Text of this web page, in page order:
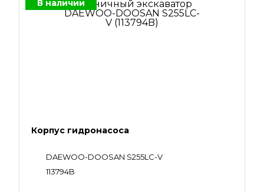
В наличии
Корпус гидронасоса
DAEWOO-DOOSAN S255LC-V
113794B